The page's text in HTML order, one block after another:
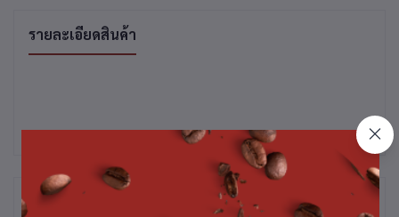
รายละเอียดสินค้า
สินค้าที่ซื้อบ่อย